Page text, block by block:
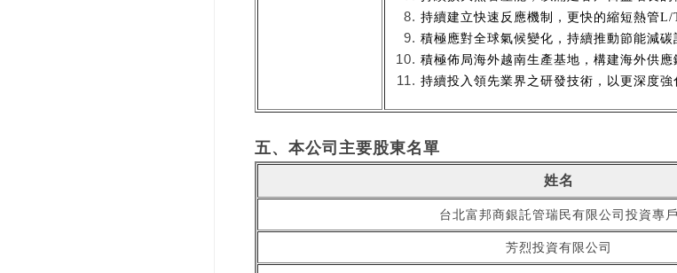
持續建立快速反應機制，更快的縮短熱管L/
積極應對全球氣候變化，持續推動節能減碳
積極佈局海外越南生產基地，構建海外供應
持續投入領先業界之研發技術，以更深度強
五、本公司主要股東名單
姓名
台北富邦商銀託管瑞民有限公司投資專戶
芳烈投資有限公司